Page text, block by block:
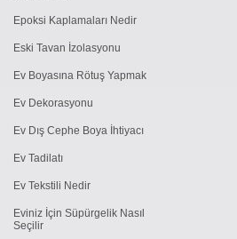
Epoksi Kaplamaları Nedir
Eski Tavan İzolasyonu
Ev Boyasına Rötuş Yapmak
Ev Dekorasyonu
Ev Dış Cephe Boya İhtiyacı
Ev Tadilatı
Ev Tekstili Nedir
Eviniz İçin Süpürgelik Nasıl
Seçilir